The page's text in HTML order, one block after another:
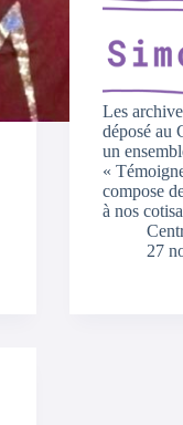
Les
déposé au
un
«
compose
à nos
27